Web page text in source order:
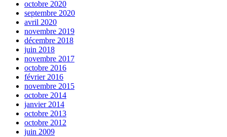
octobre 2020
septembre 2020
avril 2020
novembre 2019
décembre 2018
juin 2018
novembre 2017
octobre 2016
février 2016
novembre 2015
octobre 2014
janvier 2014
octobre 2013
octobre 2012
juin 2009